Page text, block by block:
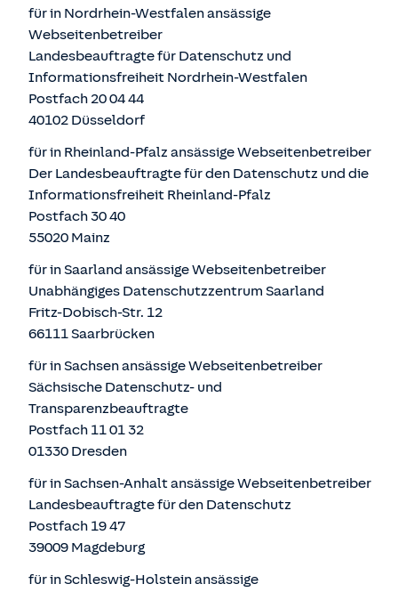
für in Nordrhein-Westfalen ansässige
Webseitenbetreiber
Landesbeauftragte für Datenschutz und
Informationsfreiheit Nordrhein-Westfalen
Postfach 20 04 44
40102 Düsseldorf
für in Rheinland-Pfalz ansässige Webseitenbetreiber
Der Landesbeauftragte für den Datenschutz und die
Informationsfreiheit Rheinland-Pfalz
Postfach 30 40
55020 Mainz
für in Saarland ansässige Webseitenbetreiber
Unabhängiges Datenschutzzentrum Saarland
Fritz-Dobisch-Str. 12
66111 Saarbrücken
für in Sachsen ansässige Webseitenbetreiber
Sächsische Datenschutz- und
Transparenzbeauftragte
Postfach 11 01 32
01330 Dresden
für in Sachsen-Anhalt ansässige Webseitenbetreiber
Landesbeauftragte für den Datenschutz
Postfach 19 47
39009 Magdeburg
für in Schleswig-Holstein ansässige